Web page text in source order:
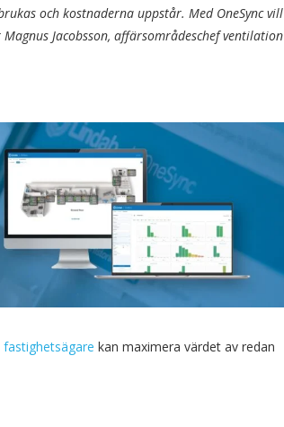
och kostnaderna uppstår. Med OneSync vill
Jacobsson, affärsområdeschef ventilation
fastighetsägare kan maximera värdet av redan